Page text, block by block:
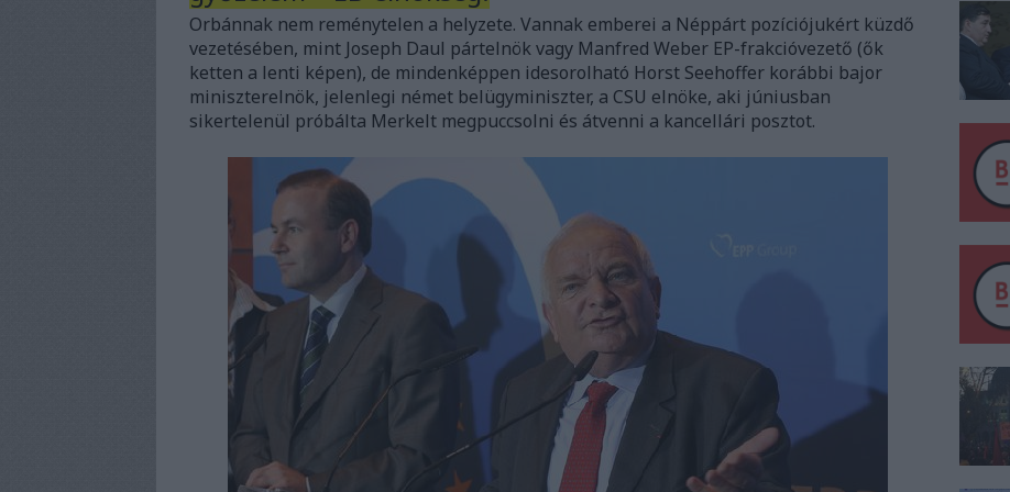
Orbánnak nem reménytelen a helyzete. Vannak emberei a Néppárt pozíciójukért küzdő
vezetésében, mint Joseph Daul pártelnök vagy Manfred Weber EP-frakcióvezető (ők
ketten a lenti képen), de mindenképpen idesorolható Horst Seehoffer korábbi bajor
miniszterelnök, jelenlegi német belügyminiszter, a CSU elnöke, aki júniusban
sikertelenül próbálta Merkelt megpuccsolni és átvenni a kancellári posztot.